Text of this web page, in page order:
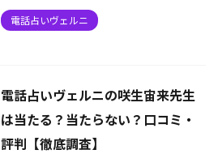
電話占いヴェルニ
電話占いヴェルニの咲生宙来先生
は当たる？当たらない？口コミ・
評判【徹底調査】